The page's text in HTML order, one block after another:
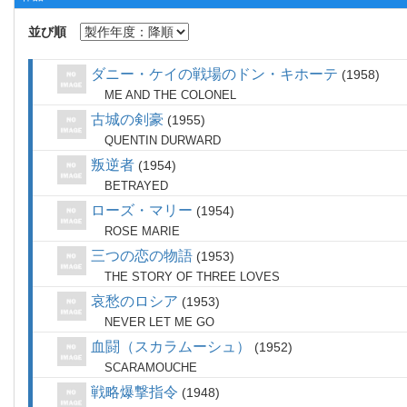
並び順
ダニー・ケイの戦場のドン・キホーテ 1958
ME AND THE COLONEL
古城の剣豪 1955
QUENTIN DURWARD
叛逆者 1954
BETRAYED
ローズ・マリー 1954
ROSE MARIE
三つの恋の物語 1953
THE STORY OF THREE LOVES
哀愁のロシア 1953
NEVER LET ME GO
血闘（スカラムーシュ） 1952
SCARAMOUCHE
戦略爆撃指令 1948